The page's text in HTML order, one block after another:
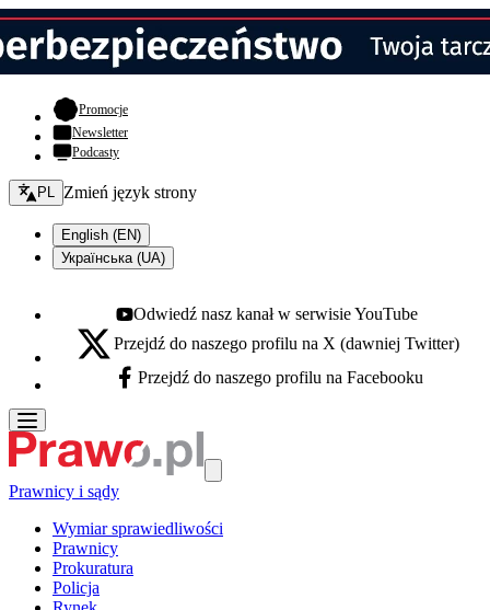
Promocje- otwiera się w nowej karcie
Newsletter
Podcasty
Zmień język - bieżący:
PL Zmień język strony
English (EN)
Українська (UA)
Youtube - otwiera się w nowej karcie
Odwiedź nasz kanał w serwisie YouTube
X - otwiera się w nowej karcie
Przejdź do naszego profilu na X (dawniej Twitter)
Facebook - otwiera się w nowej karcie
Przejdź do naszego profilu na Facebooku
Prawnicy i sądy
Wymiar sprawiedliwości
Prawnicy
Prokuratura
Policja